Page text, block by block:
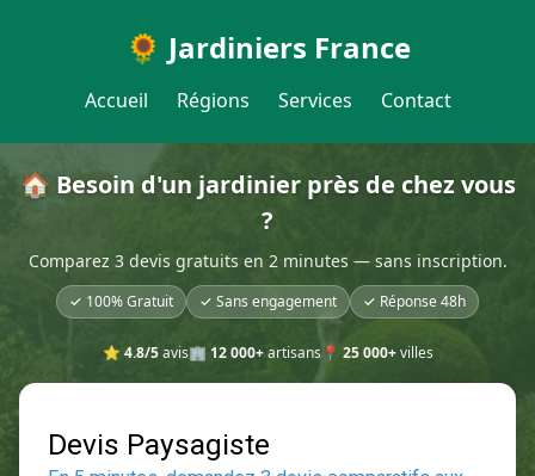
🌻 Jardiniers France
Accueil Régions Services Contact
🏠 Besoin d'un jardinier près de chez vous
?
Comparez 3 devis gratuits en 2 minutes — sans inscription.
✓ 100% Gratuit ✓ Sans engagement ✓ Réponse 48h
⭐ 4.8/5avis🏢 12 000+artisans📍 25 000+villes